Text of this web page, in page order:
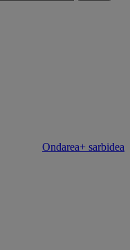
Ondarea+ sarbidea